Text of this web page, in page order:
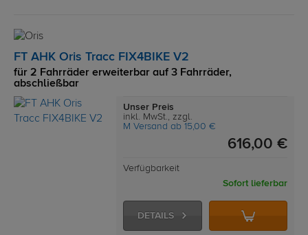
FT AHK Oris Tracc FIX4BIKE V2
für 2 Fahrräder erweiterbar auf 3 Fahrräder,
abschließbar
Unser Preis
inkl. MwSt., zzgl.
M Versand ab 15,00 €
616,00 €
Verfügbarkeit
Sofort lieferbar
DETAILS